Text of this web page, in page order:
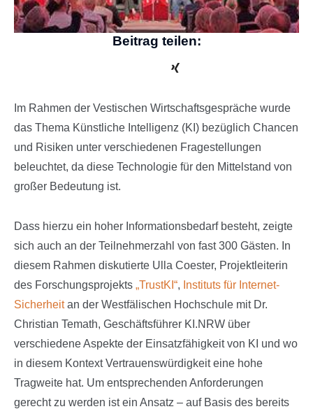
Beitrag teilen:
Im Rahmen der Vestischen Wirtschaftsgespräche wurde
das Thema Künstliche Intelligenz (KI) bezüglich Chancen
und Risiken unter verschiedenen Fragestellungen
beleuchtet, da diese Technologie für den Mittelstand von
großer Bedeutung ist.
Dass hierzu ein hoher Informationsbedarf besteht, zeigte
sich auch an der Teilnehmerzahl von fast 300 Gästen. In
diesem Rahmen diskutierte Ulla Coester, Projektleiterin
des Forschungsprojekts „TrustKI“, Instituts für Internet-
Sicherheitan der Westfälischen Hochschule mit Dr.
Christian Temath, Geschäftsführer KI.NRW über
verschiedene Aspekte der Einsatzfähigkeit von KI und wo
in diesem Kontext Vertrauenswürdigkeit eine hohe
Tragweite hat. Um entsprechenden Anforderungen
gerecht zu werden ist ein Ansatz – auf Basis des bereits